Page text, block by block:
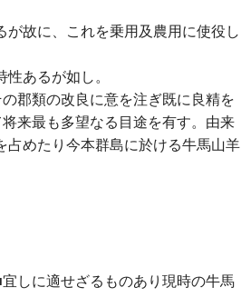
故に、これを乗用及農用に使役し
あるが如し。
郡類の改良に意を注ぎ既に良精を
来最も多望なる目途を有す。由来
めたり今本群島に於ける牛馬山羊
しに適せざるものあり現時の牛馬